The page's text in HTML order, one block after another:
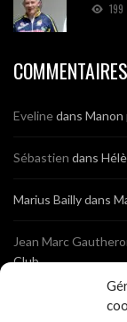
199
Evelinedans Manon
Sébastien dans
Marius Baillydans
Jean Marc
Club
Photos